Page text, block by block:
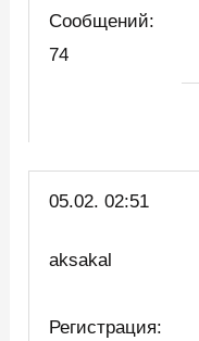
Сообщений:
74
05.02. 02:51
aksakal
Регистрация: